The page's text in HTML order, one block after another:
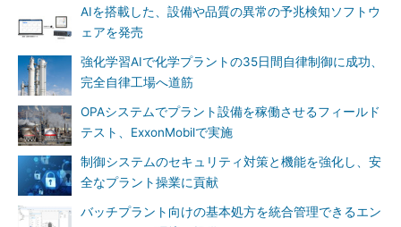
AIを搭載した、設備や品質の異常の予兆検知ソフトウ
ェアを発売
強化学習AIで化学プラントの35日間自律制御に成功、
完全自律工場へ道筋
OPAシステムでプラント設備を稼働させるフィールド
テスト、ExxonMobilで実施
制御システムのセキュリティ対策と機能を強化し、安
全なプラント操業に貢献
バッチプラント向けの基本処方を統合管理できるエン